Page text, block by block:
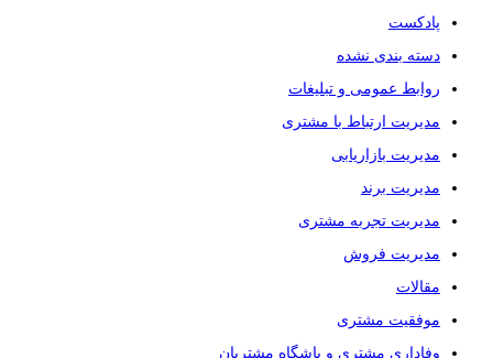
پادکست
دسته بندی نشده
روابط عمومی و تبلیغات
مدیریت ارتباط با مشتری
مدیریت بازاریابی
مدیریت برند
مدیریت تجربه مشتری
مدیریت فروش
مقالات
موفقیت مشتری
وفاداری مشتری و باشگاه مشتریان